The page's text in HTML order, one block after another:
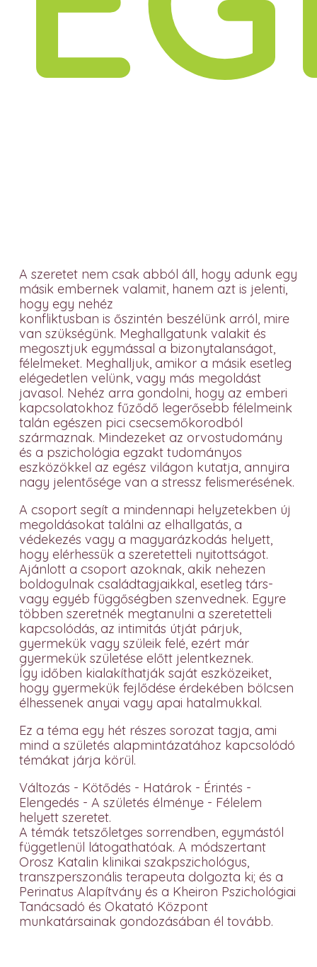
A szeretet nem csak abból áll, hogy adunk egy
másik embernek valamit, hanem azt is jelenti,
hogy egy nehéz
konfliktusban is őszintén beszélünk arról, mire
van szükségünk. Meghallgatunk valakit és
megosztjuk egymással a bizonytalanságot,
félelmeket. Meghalljuk, amikor a másik esetleg
elégedetlen velünk, vagy más megoldást
javasol. Nehéz arra gondolni, hogy az emberi
kapcsolatokhoz fűződő legerősebb félelmeink
talán egészen pici csecsemőkorodból
származnak. Mindezeket az orvostudomány
és a pszichológia egzakt tudományos
eszközökkel az egész világon kutatja, annyira
nagy jelentősége van a stressz felismerésének.
A csoport segít a mindennapi helyzetekben új
megoldásokat találni az elhallgatás, a
védekezés vagy a magyarázkodás helyett,
hogy elérhessük a szeretetteli nyitottságot.
Ajánlott a csoport azoknak, akik nehezen
boldogulnak családtagjaikkal, esetleg társ-
vagy egyéb függőségben szenvednek. Egyre
többen szeretnék megtanulni a szeretetteli
kapcsolódás, az intimitás útját párjuk,
gyermekük vagy szüleik felé, ezért már
gyermekük születése előtt jelentkeznek.
Így időben kialakíthatják saját eszközeiket,
hogy gyermekük fejlődése érdekében bölcsen
élhessenek anyai vagy apai hatalmukkal.
Ez a téma egy hét részes sorozat tagja, ami
mind a születés alapmintázatához kapcsolódó
témákat járja körül.
Változás - Kötődés - Határok - Érintés -
Elengedés - A születés élménye - Félelem
helyett szeretet.
A témák tetszőletges sorrendben, egymástól
függetlenül látogathatóak. A módszertant
Orosz Katalin klinikai szakpszichológus,
transzperszonális terapeuta dolgozta ki; és a
Perinatus Alapítvány és a Kheiron Pszichológiai
Tanácsadó és Okatató Központ
munkatársainak gondozásában él tovább.